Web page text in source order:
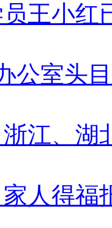
员王小
公室头
江、湖
人得福